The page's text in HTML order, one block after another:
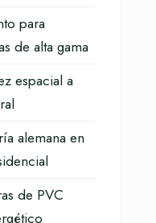
para
de alta gama
espacial a
alemana en
de PVC